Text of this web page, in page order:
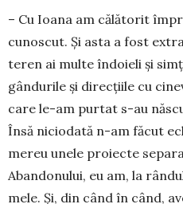
– Cu Ioana am călătorit
cunoscut. Și asta a fost
teren ai multe îndoieli și
gândurile și direcțiile cu
care le-am purtat s-au
Însă niciodată n-am făcut
mereu unele proiecte
Abandonului, eu am, la
mele. Și, din când în când,